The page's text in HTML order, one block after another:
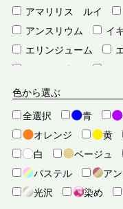
アマリリス ルイ
アンスリウム
イ
エリンジューム
オンシジウム
オ
カコウヒン. ソノタ
カンパニュ
カーネーション（ハチ
キュウコンルイ
クリスマスローズ
グロリオサ
ケイ
色から選ぶ
全選択 青
オレンジ
黄
白
ベージュ
パステル
ア
光沢
染め